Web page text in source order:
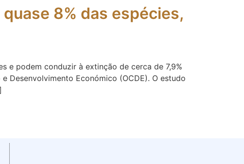
8% das espécies,
e podem conduzir à extinção de cerca de 7,9%
Desenvolvimento Económico (OCDE). O estudo